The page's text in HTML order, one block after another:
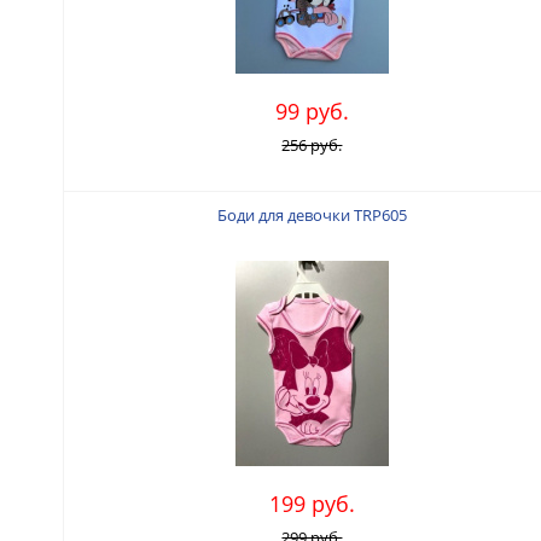
99 руб.
256 руб.
Боди для девочки TRP605
199 руб.